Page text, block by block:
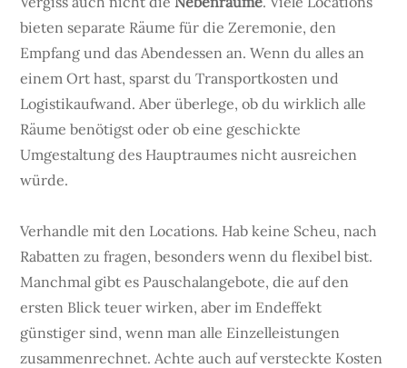
bieten separate Räume für die Zeremonie, den
Empfang und das Abendessen an. Wenn du alles an
einem Ort hast, sparst du Transportkosten und
Logistikaufwand. Aber überlege, ob du wirklich alle
Räume benötigst oder ob eine geschickte
Umgestaltung des Hauptraumes nicht ausreichen
würde.
Verhandle mit den Locations. Hab keine Scheu, nach
Rabatten zu fragen, besonders wenn du flexibel bist.
Manchmal gibt es Pauschalangebote, die auf den
ersten Blick teuer wirken, aber im Endeffekt
günstiger sind, wenn man alle Einzelleistungen
zusammenrechnet. Achte auch auf versteckte Kosten